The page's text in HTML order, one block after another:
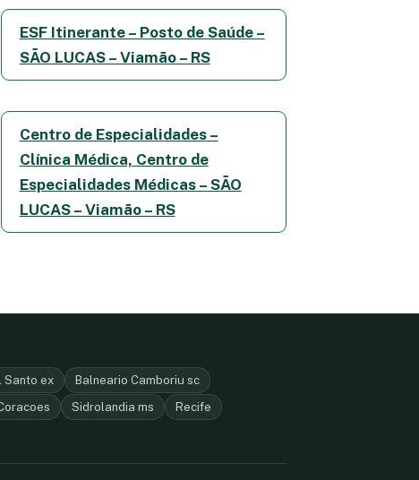
ESF Itinerante – Posto de Saúde –
SÃO LUCAS – Viamão – RS
Centro de Especialidades –
Clínica Médica, Centro de
Especialidades Médicas – SÃO
LUCAS – Viamão – RS
Santo ex
Balneario Camboriu sc
Sidrolandia ms
Recife